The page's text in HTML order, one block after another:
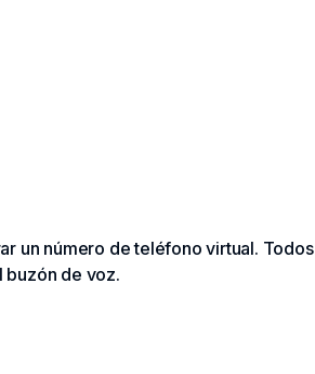
un número de teléfono virtual. Todos
buzón de voz.